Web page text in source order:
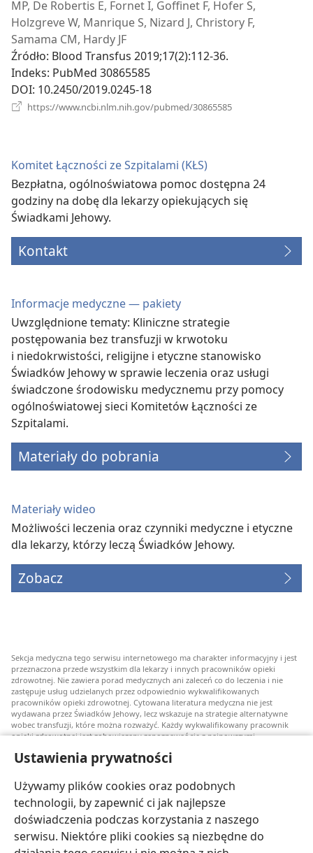
Ustawienia prywatności
Używamy plików cookies oraz podobnych
technologii, by zapewnić ci jak najlepsze
doświadczenia podczas korzystania z naszego
serwisu. Niektóre pliki cookies są niezbędne do
MP, De Robertis E, Fornet I, Goffinet F, Hofer S,
Holzgreve W, Manrique S, Nizard J, Christory F,
Samama CM, Hardy JF
Źródło‎: Blood Transfus 2019;17(2):112-36.
Indeks‎: PubMed 30865585
DOI‎: 10.2450/2019.0245-18
https://www.ncbi.nlm.nih.gov/pubmed/30865585
Komitet Łączności ze Szpitalami (KŁS)
Bezpłatna, ogólnoświatowa pomoc dostępna 24
godziny na dobę dla lekarzy opiekujących się
Świadkami Jehowy.
Kontakt
Informacje medyczne — pakiety
Uwzględnione tematy: Kliniczne strategie
postępowania bez transfuzji w krwotoku
i niedokrwistości, religijne i etyczne stanowisko
Świadków Jehowy w sprawie leczenia oraz usługi
świadczone środowisku medycznemu przy pomocy
ogólnoświatowej sieci Komitetów Łączności ze
Szpitalami.
Materiały do pobrania
Materiały wideo
Możliwości leczenia oraz czynniki medyczne i etyczne
dla lekarzy, którzy leczą Świadków Jehowy.
Zobacz
Sekcja medyczna tego serwisu internetowego ma charakter informacyjny i jest
przeznaczona przede wszystkim dla lekarzy i innych pracowników opieki
zdrowotnej. Nie zawiera porad medycznych ani zaleceń co do leczenia i nie
zastępuje usług udzielanych przez odpowiednio wykwalifikowanych
pracowników opieki zdrowotnej. Cytowana literatura medyczna nie jest
wydawana przez Świadków Jehowy, lecz wskazuje na strategie alternatywne
wobec transfuzji, które można rozważyć. Każdy wykwalifikowany pracownik
opieki zdrowotnej jest zobowiązany zapoznawać się z najnowszymi
pomóc mu w dokonaniu wyboru stosownie do jego stanu zdrowia, życzeń,
wartości i przekonań. Nie wszystkie wymienione strategie są odpowiednie dla
wszystkich chorych i nie wszystkie są przez nich akceptowane.
W sprawie leczenia lub stanu zdrowia pacjenci zawsze powinni zasięgać
informacji u swojego lekarza lub innego wykwalifikowanego pracownika opieki
zdrowotnej. Jeżeli podejrzewasz, że jesteś chory, zgłoś się do lekarza.
Korzystanie z tego serwisu internetowego jest ograniczone warunkami jego